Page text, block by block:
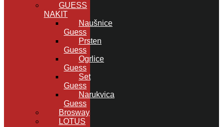
GUESS
NAKIT
Naušnice
Guess
Prsten
Guess
Ogrlice
Guess
Set
Guess
Narukvica
Guess
Brosway
LOTUS